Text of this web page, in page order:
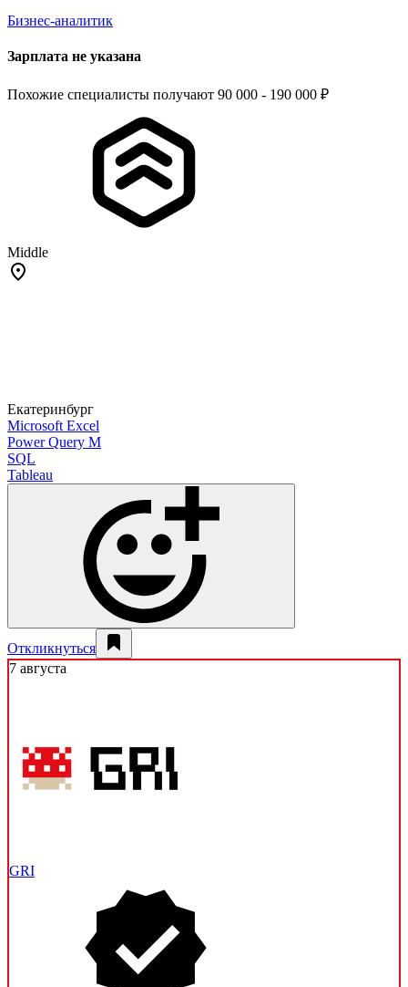
Бизнес-аналитик
Зарплата не указана
Похожие специалисты получают 90 000 - 190 000 ₽
Middle
Екатеринбург
Microsoft Excel
Power Query M
SQL
Tableau
Откликнуться
7 августа
GRI